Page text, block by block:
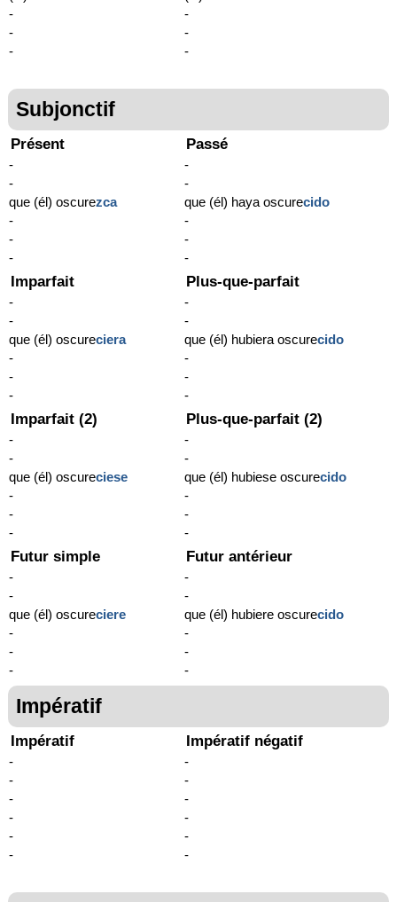
-
-
-
-
-
-
Subjonctif
Présent
-
-
que (él) oscurezca
-
-
-
Passé
-
-
que (él) haya oscurecido
-
-
-
Imparfait
-
-
que (él) oscureciera
-
-
-
Plus-que-parfait
-
-
que (él) hubiera oscurecido
-
-
-
Imparfait (2)
-
-
que (él) oscureciese
-
-
-
Plus-que-parfait (2)
-
-
que (él) hubiese oscurecido
-
-
-
Futur simple
-
-
que (él) oscureciere
-
-
-
Futur antérieur
-
-
que (él) hubiere oscurecido
-
-
-
Impératif
Impératif
-
-
-
-
-
-
Impératif négatif
-
-
-
-
-
-